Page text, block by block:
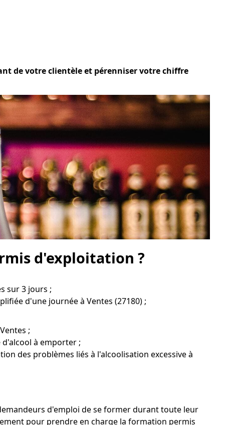
de votre clientèle et pérenniser votre chiffre
d'exploitation ?
sur 3 jours ;
d'une journée à Ventes (27180) ;
;
à emporter ;
des problèmes liés à l'alcoolisation excessive à
d'emploi de se former durant toute leur
pour prendre en charge la formation permis